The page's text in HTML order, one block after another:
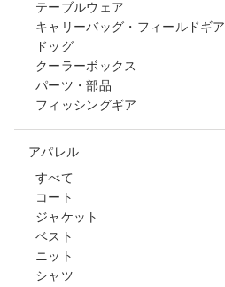
テーブルウェア
キャリーバッグ・フィールドギア
ドッグ
クーラーボックス
パーツ・部品
フィッシングギア
アパレル
すべて
コート
ジャケット
ベスト
ニット
シャツ